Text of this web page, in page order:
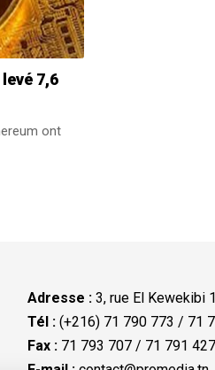
7,6
ont
Adresse : 3, rue El Kewekibi
Tél :(+216) 71 790 773 / 71
Fax :71 793 707 / 71 791 427